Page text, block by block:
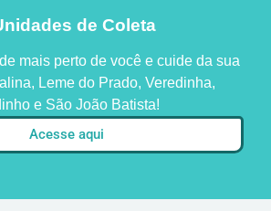
de Coleta
mais perto de você e cuide da sua
Leme do Prado, Veredinha,
e São João Batista!
Acesse aqui